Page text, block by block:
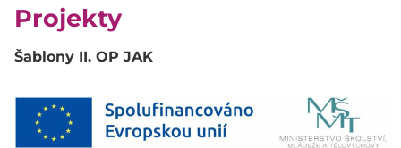
Projekty
Šablony II. OP JAK